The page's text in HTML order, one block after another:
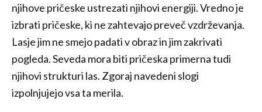
njihove pričeske ustrezati njihovi energiji. Vredno je
izbrati pričeske, ki ne zahtevajo preveč vzdrževanja.
Lasje jim ne smejo padati v obraz in jim zakrivati
pogleda. Seveda mora biti pričeska primerna tudi
njihovi strukturi las. Zgoraj navedeni slogi
izpolnjujejo vsa ta merila.